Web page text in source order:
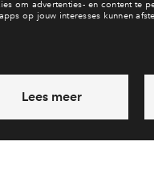
tijdens feestdagen)